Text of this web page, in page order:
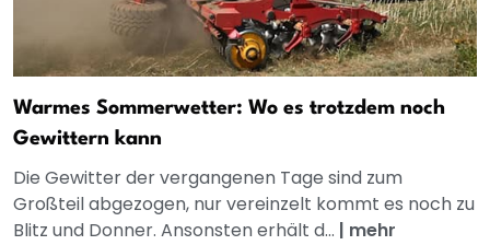
Warmes Sommerwetter: Wo es trotzdem noch
Gewittern kann
Die Gewitter der vergangenen Tage sind zum
Großteil abgezogen, nur vereinzelt kommt es noch zu
Blitz und Donner. Ansonsten erhält d... | mehr